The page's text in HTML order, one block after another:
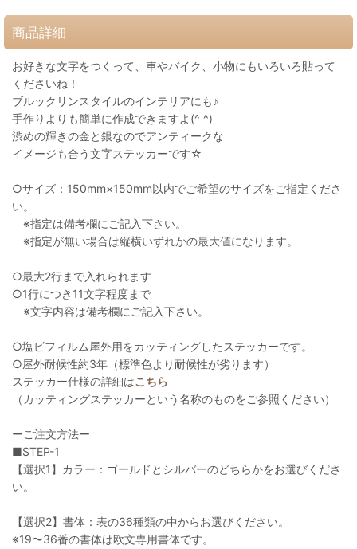
商品詳細
お好きな文字をつくって、車やバイク、小物にもいろいろ貼って
くださいね！
ブルックリンスタイルのインテリアにも♪
手作りよりも簡単に作成できますよ(^ ^)
渋めの輝きの金と銀なのでアンティークな
イメージも合う文字ステッカーです☆
○サイズ：150mm×150mm以内でご希望のサイズをご指定くださ
い。
※指定は備考欄にご記入下さい。
※指定が無い場合は縦横いずれかの最大値になります。
○最大2行まで入れられます
○1行につき11文字程度まで
※文字内容は備考欄にご記入下さい。
○塩ビフィルム屋外用をカッティングしたステッカーです。
○屋外耐候性約3年（標準色より耐候性が劣ります）
ステッカー仕様の詳細はこちら
（カッティングステッカーという名称のものをご参照ください）
ーご注文方法ー
■STEP-1
【選択1】カラー：ゴールドとシルバーのどちらかをお選びくださ
い。
【選択2】書体：表の36種類の中からお選びください。
※19〜36番の書体は欧文専用書体です。